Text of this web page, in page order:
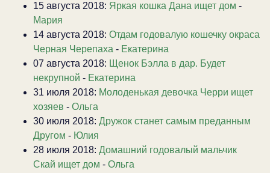
15 августа 2018: Яркая кошка Дана ищет дом -
Мария
14 августа 2018: Отдам годовалую кошечку окраса
Черная Черепаха - Екатерина
07 августа 2018: Щенок Бэлла в дар. Будет
некрупной - Екатерина
31 июля 2018: Молоденькая девочка Черри ищет
хозяев - Ольга
30 июля 2018: Дружок станет самым преданным
Другом - Юлия
28 июля 2018: Домашний годовалый мальчик
Скай ищет дом - Ольга